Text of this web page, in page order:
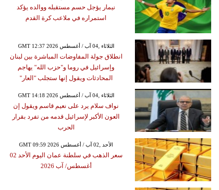
نيمار يؤجل حسم مستقبله ووالده يؤكد
استمراره في ملاعب كرة القدم
GMT 12:37 2026 الثلاثاء ,04 آب / أغسطس
انطلاق جولة المفاوضات المباشرة بين لبنان
وإسرائيل في روما و"حزب الله" يهاجم
المحادثات ويقول إنها ستجلب "العار"
GMT 14:18 2026 الثلاثاء ,04 آب / أغسطس
نواف سلام يرد على نعيم قاسم ويقول إن
العون الأكبر لإسرائيل قدمه من تفرد بقرار
الحرب
GMT 09:59 2026 الأحد ,02 آب / أغسطس
سعر الذهب في سلطنة عمان اليوم الأحد 02
أغسطس/ آب 2026